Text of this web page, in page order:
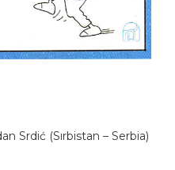
Srdić (Sırbistan – Serbia)